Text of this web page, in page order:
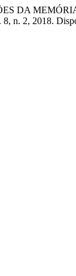
DA
8, n. 2, 2018.